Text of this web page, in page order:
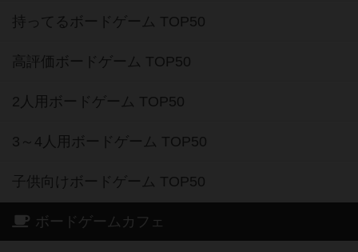
持ってるボードゲーム TOP50
高評価ボードゲーム TOP50
2人用ボードゲーム TOP50
3～4人用ボードゲーム TOP50
子供向けボードゲーム TOP50
ボードゲームカフェ